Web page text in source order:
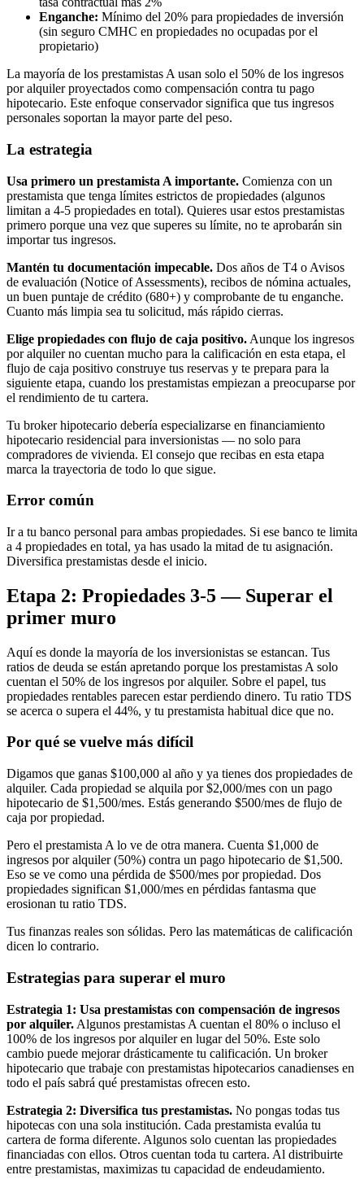
Enganche: Mínimo del 20% para propiedades de inversión
(sin seguro CMHC en propiedades no ocupadas por el
propietario)
La mayoría de los prestamistas A usan solo el 50% de los ingresos
por alquiler proyectados como compensación contra tu pago
hipotecario. Este enfoque conservador significa que tus ingresos
personales soportan la mayor parte del peso.
La estrategia
Usa primero un prestamista A importante. Comienza con un
prestamista que tenga límites estrictos de propiedades (algunos
limitan a 4-5 propiedades en total). Quieres usar estos prestamistas
primero porque una vez que superes su límite, no te aprobarán sin
importar tus ingresos.
Mantén tu documentación impecable. Dos años de T4 o Avisos
de evaluación (Notice of Assessments), recibos de nómina actuales,
un buen puntaje de crédito (680+) y comprobante de tu enganche.
Cuanto más limpia sea tu solicitud, más rápido cierras.
Elige propiedades con flujo de caja positivo. Aunque los ingresos
por alquiler no cuentan mucho para la calificación en esta etapa, el
flujo de caja positivo construye tus reservas y te prepara para la
siguiente etapa, cuando los prestamistas empiezan a preocuparse por
el rendimiento de tu cartera.
Tu broker hipotecario debería especializarse en financiamiento
hipotecario residencial para inversionistas — no solo para
compradores de vivienda. El consejo que recibas en esta etapa
marca la trayectoria de todo lo que sigue.
Error común
Ir a tu banco personal para ambas propiedades. Si ese banco te limita
a 4 propiedades en total, ya has usado la mitad de tu asignación.
Diversifica prestamistas desde el inicio.
Etapa 2: Propiedades 3-5 — Superar el
primer muro
Aquí es donde la mayoría de los inversionistas se estancan. Tus
ratios de deuda se están apretando porque los prestamistas A solo
cuentan el 50% de los ingresos por alquiler. Sobre el papel, tus
propiedades rentables parecen estar perdiendo dinero. Tu ratio TDS
se acerca o supera el 44%, y tu prestamista habitual dice que no.
Por qué se vuelve más difícil
Digamos que ganas $100,000 al año y ya tienes dos propiedades de
alquiler. Cada propiedad se alquila por $2,000/mes con un pago
hipotecario de $1,500/mes. Estás generando $500/mes de flujo de
caja por propiedad.
Pero el prestamista A lo ve de otra manera. Cuenta $1,000 de
ingresos por alquiler (50%) contra un pago hipotecario de $1,500.
Eso se ve como una pérdida de $500/mes por propiedad. Dos
propiedades significan $1,000/mes en pérdidas fantasma que
erosionan tu ratio TDS.
Tus finanzas reales son sólidas. Pero las matemáticas de calificación
dicen lo contrario.
Estrategias para superar el muro
Estrategia 1: Usa prestamistas con compensación de ingresos
por alquiler. Algunos prestamistas A cuentan el 80% o incluso el
100% de los ingresos por alquiler en lugar del 50%. Este solo
cambio puede mejorar drásticamente tu calificación. Un broker
hipotecario que trabaje con prestamistas hipotecarios canadienses en
todo el país sabrá qué prestamistas ofrecen esto.
Estrategia 2: Diversifica tus prestamistas. No pongas todas tus
hipotecas con una sola institución. Cada prestamista evalúa tu
cartera de forma diferente. Algunos solo cuentan las propiedades
financiadas con ellos. Otros cuentan toda tu cartera. Al distribuirte
entre prestamistas, maximizas tu capacidad de endeudamiento.